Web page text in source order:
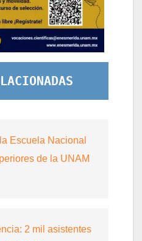
Escuela Nacional
de la UNAM
2 mil asistentes